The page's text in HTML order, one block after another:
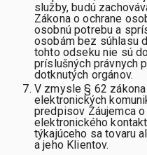
služby, budú
Zákona o ochrane
osobnú potrebu a
osobám bez súhlasu
tohto odseku nie sú
príslušných právnych
dotknutých orgánov.
V zmysle § 62
elektronických
predpisov Záujemca
elektronického
týkajúceho sa tovaru
a jeho Klientov.